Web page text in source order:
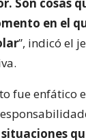
en el
”, indicó el
fue enfático